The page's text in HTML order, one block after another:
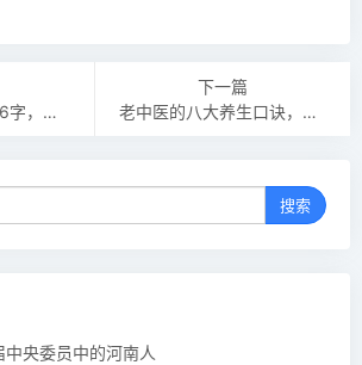
精华
下一篇
老中医的八大养生口诀，每天照着做，保你不生病！
搜索
央委员中的河南人